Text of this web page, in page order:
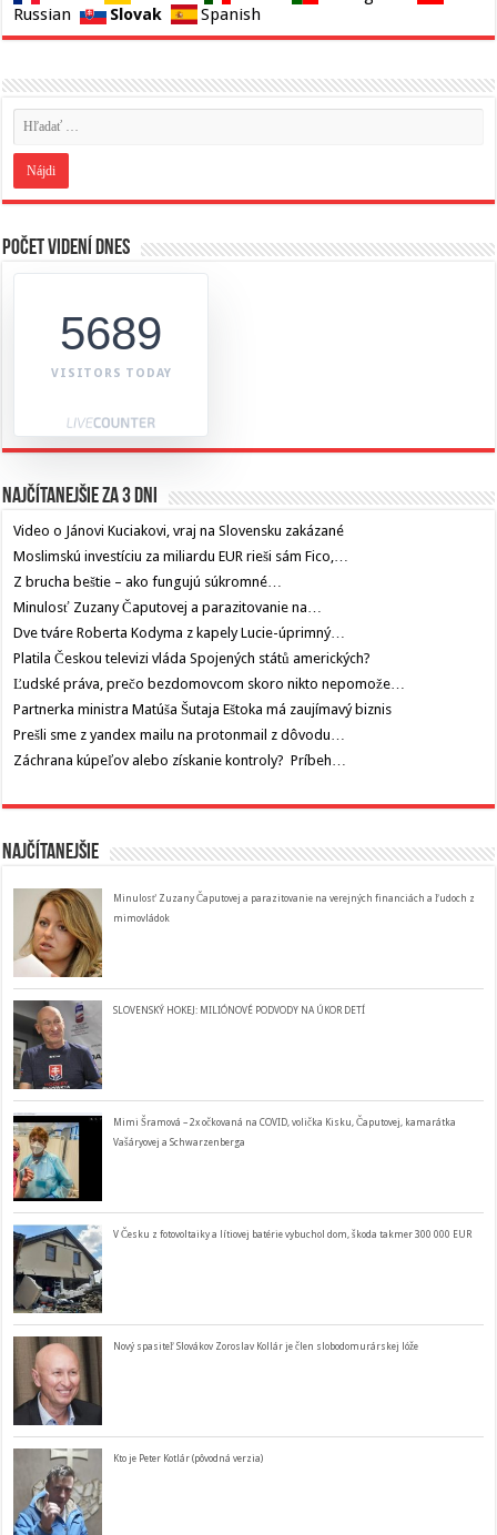
Russian
Slovak Spanish
Počet videní dnes
5689
VISITORS TODAY
Najčítanejšie za 3 dni
Video o Jánovi Kuciakovi, vraj na Slovensku zakázané
Moslimskú investíciu za miliardu EUR rieši sám Fico,…
Z brucha beštie – ako fungujú súkromné…
Minulosť Zuzany Čaputovej a parazitovanie na…
Dve tváre Roberta Kodyma z kapely Lucie-úprimný…
Platila Českou televizi vláda Spojených států amerických?
Ľudské práva, prečo bezdomovcom skoro nikto nepomože…
Partnerka ministra Matúša Šutaja Eštoka má zaujímavý biznis
Prešli sme z yandex mailu na protonmail z dôvodu…
Záchrana kúpeľov alebo získanie kontroly? Príbeh…
Najčítanejšie
Minulosť Zuzany Čaputovej a parazitovanie na verejných financiách a ľudoch z
mimovládok
SLOVENSKÝ HOKEJ: MILIÓNOVÉ PODVODY NA ÚKOR DETÍ
Mimi Šramová – 2x očkovaná na COVID, volička Kisku, Čaputovej, kamarátka
Vašáryovej a Schwarzenberga
V Česku z fotovoltaiky a lítiovej batérie vybuchol dom, škoda takmer 300 000 EUR
Nový spasiteľ Slovákov Zoroslav Kollár je člen slobodomurárskej lóže
Kto je Peter Kotlár (pôvodná verzia)